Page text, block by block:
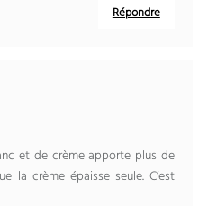
Répondre
et de crème apporte plus de
la crème épaisse seule. C’est